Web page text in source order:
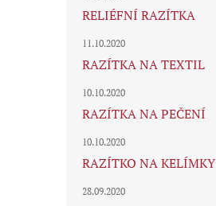
RELIÉFNÍ RAZÍTKA
11.10.2020
RAZÍTKA NA TEXTIL
10.10.2020
RAZÍTKA NA PEČENÍ
10.10.2020
RAZÍTKO NA KELÍMKY
28.09.2020